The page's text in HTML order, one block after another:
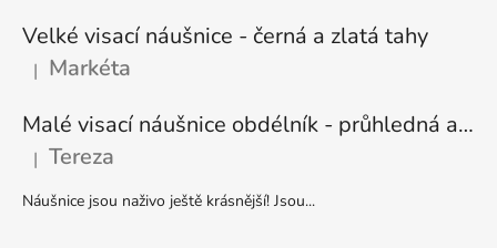
Velké visací náušnice - černá a zlatá tahy
Hodnocení produktu je 5 z 5 hvězdiček.
| Markéta
Malé visací náušnice obdélník - průhledná a stříbrná
Hodnocení produktu je 5 z 5 hvězdiček.
| Tereza
Náušnice jsou naživo ještě krásnější! Jsou...